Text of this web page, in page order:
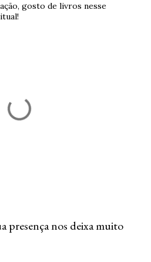
gosto de livros nesse
presença nos deixa muito